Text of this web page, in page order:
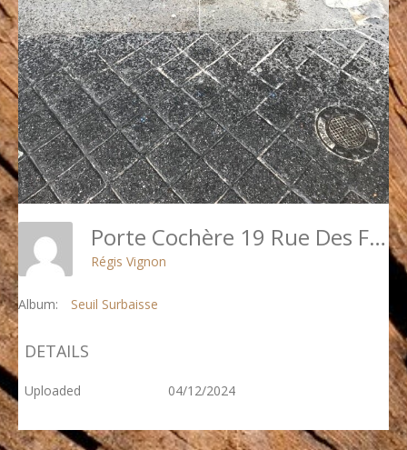
Porte Cochère 19 Rue Des Feuillantines Photo 12- Vantail Portant Le Portillon Avec Seuil Acier Surbaissé
Régis Vignon
Album: Seuil Surbaisse
DETAILS
Uploaded 04/12/2024